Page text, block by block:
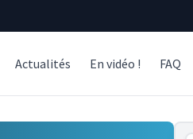
Actualités En vidéo ! FAQ